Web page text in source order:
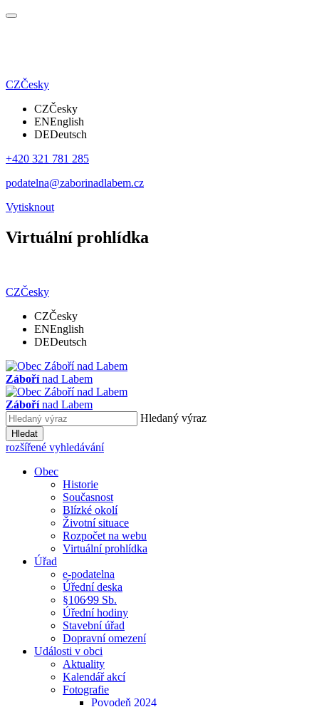
CZČesky
CZČesky
ENEnglish
DEDeutsch
+420 321 781 285
podatelna@zaborinadlabem.cz
Vytisknout
Virtuální prohlídka
CZČesky
CZČesky
ENEnglish
DEDeutsch
Zábořínad Labem
Zábořínad Labem
Hledaný výraz
Hledat
rozšířené vyhledávání
Obec
Historie
Současnost
Blízké okolí
Životní situace
Rozpočet na webu
Virtuální prohlídka
Úřad
e-podatelna
Úřední deska
§106⁄99 Sb.
Úřední hodiny
Stavební úřad
Dopravní omezení
Události v obci
Aktuality
Kalendář akcí
Fotografie
Povodeň 2024